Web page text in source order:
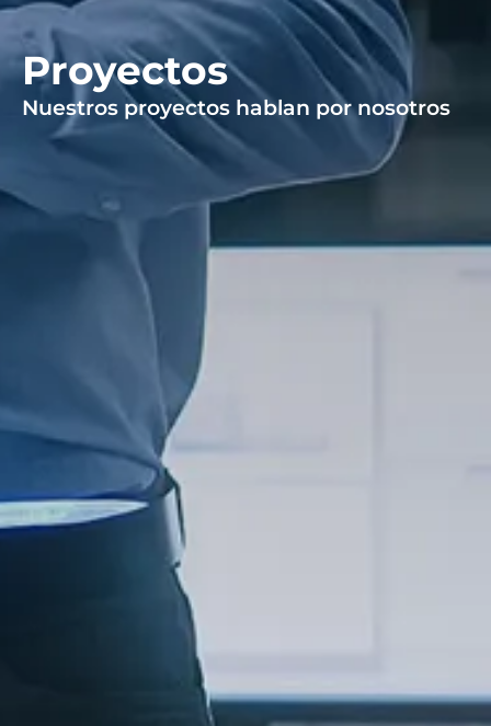
Proyectos
Nuestros proyectos hablan por nosotros